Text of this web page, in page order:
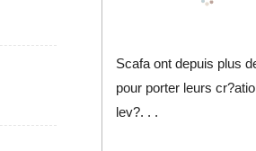
Scafa ont depuis plus
pour porter leurs
lev?. . .